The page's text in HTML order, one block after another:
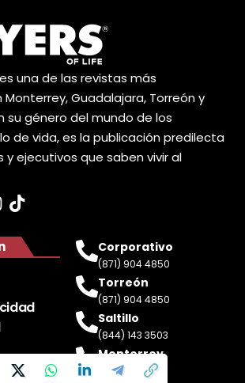
es una de las revistas más
Guadalajara, Torreón y
su género del mundo de los
de vida, es la publicación predilecta
y ejecutivos que saben vivir al
Corporativo
(871) 904 4850
Torreón
(871) 904 4850
Saltillo
(844) 143 3503
Monterrey
(81) 2188 0412